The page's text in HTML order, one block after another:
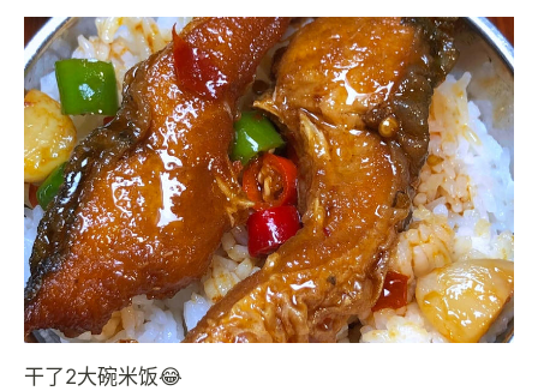
干了2大碗米饭😂